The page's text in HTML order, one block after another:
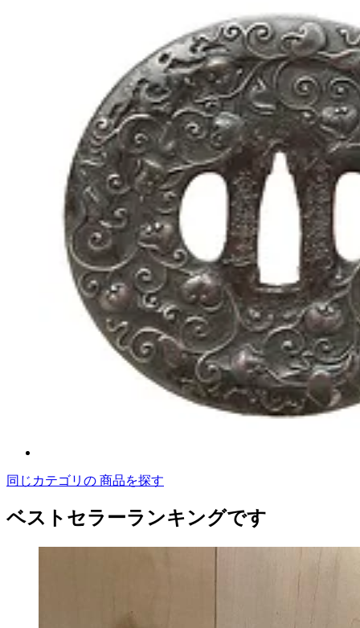
同じカテゴリの 商品を探す
ベストセラーランキングです